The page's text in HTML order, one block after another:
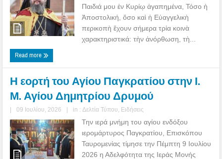
Παιδιά μου ἐν Κυρίῳ ἀγαπημένα, Τόσο ἡ
Ἀποστολική, ὅσο καὶ ἡ Εὐαγγελικὴ
περικοπὴ ἔχουν σήμερα τρία κοινὰ
χαρακτηριστικά: τὴν ἀνόρθωση, τὴ...
Read more
Η εορτή του Αγίου Παγκρατίου στην Ι.
Μ. Αγίου Δημητρίου Δρυμού
| 09 Ιουλίου, 2026 | in : Δελτία Τύπου Ειδήσεις
Την ιερά μνήμη του αγίου ενδόξου
ιερομάρτυρος Παγκρατίου, Επισκόπου
Ταυρομενίας τίμησε την Πέμπτη 9 Ιουλίου
2026 η Αδελφότητα της Ιεράς Μονής